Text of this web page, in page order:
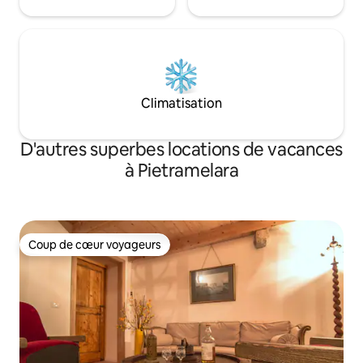
Climatisation
D'autres superbes locations de vacances
à Pietramelara
Coup de cœur voyageurs
Coup de cœur voyageurs